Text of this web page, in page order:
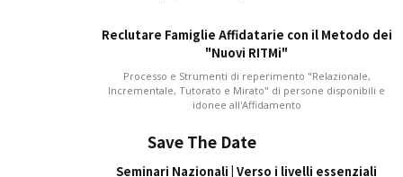
Reclutare Famiglie Affidatarie con il Metodo dei
"Nuovi RITMi"
Processo e Strumenti di reperimento "Relazionale,
Incrementale, Tutorato e Mirato" di persone disponibili e
idonee all'Affidamento
Save The Date
Seminari Nazionali | Verso i livelli essenziali